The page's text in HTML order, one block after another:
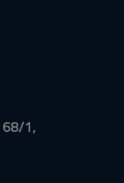
1,